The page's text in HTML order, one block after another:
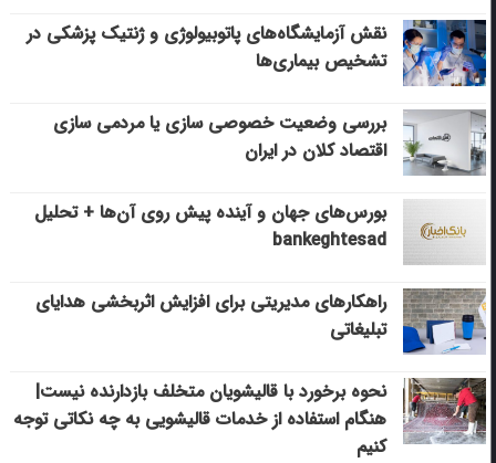
نقش آزمایشگاه‌های پاتوبیولوژی و ژنتیک پزشکی در
تشخیص بیماری‌ها
بررسی وضعیت خصوصی سازی یا مردمی سازی
اقتصاد کلان در ایران
بورس‌های جهان و آینده پیش روی آن‌ها + تحلیل
bankeghtesad
راهکارهای مدیریتی برای افزایش اثربخشی هدایای
تبلیغاتی
نحوه برخورد با قالیشویان متخلف بازدارنده نیست|
هنگام استفاده از خدمات قالیشویی به چه نکاتی توجه
کنیم